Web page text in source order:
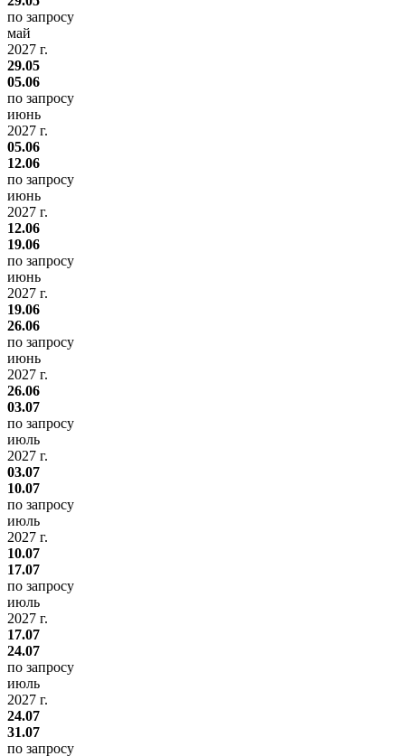
по запросу
май
2027 г.
29.05
05.06
по запросу
июнь
2027 г.
05.06
12.06
по запросу
июнь
2027 г.
12.06
19.06
по запросу
июнь
2027 г.
19.06
26.06
по запросу
июнь
2027 г.
26.06
03.07
по запросу
июль
2027 г.
03.07
10.07
по запросу
июль
2027 г.
10.07
17.07
по запросу
июль
2027 г.
17.07
24.07
по запросу
июль
2027 г.
24.07
31.07
по запросу